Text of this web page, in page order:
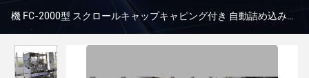
機 FC-2000型 スクロールキャップキャピング付き 自動詰め込みキ